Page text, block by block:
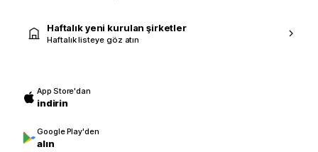
Haftalık yeni kurulan şirketler
Haftalık listeye göz atın
App Store'dan
indirin
Google Play'den
alın